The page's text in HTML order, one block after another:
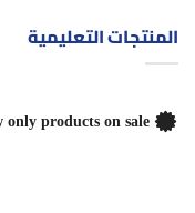
المنتجات التعليمية
only products on sale